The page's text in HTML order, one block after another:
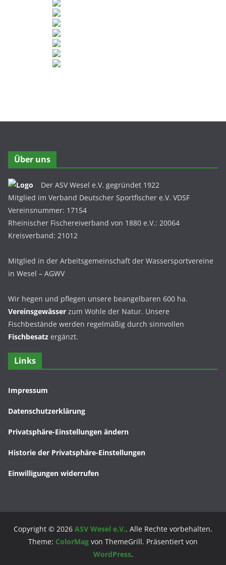
Über uns
Der ASV Wesel e.V. gegründet 1922
Mitglied im Verband Deutscher Sportfischer e.V. VDSF
Vereinsnummer: 17154
Rheinischer Fischereiverband von 1880 e.V.: 20064
Kreisverband: 21012
Mitglied in der Arbeitsgemeinschaft der Wassersportvereine
in Wesel – AGWV
Wir hegen und pflegen unsere beangelbaren 600 ha.
Vereinsgewässer zum Wohle der Natur. Unsere
Fischbestände werden regelmäßig durch sinnvollen
Fischbesatz ergänzt.
Links
Impressum
Datenschutzerklärung
Privatsphäre-Einstellungen ändern
Historie der Privatsphäre-Einstellungen
Einwilligungen widerrufen
Copyright © 2026 ASV Wesel e.V.. Alle Rechte vorbehalten.
Theme: ColorMag von ThemeGrill. Präsentiert von
WordPress.